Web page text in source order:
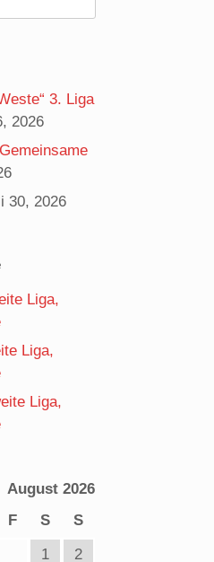
3. Liga
2026
30, 2026
Liga,
Liga,
Liga,
August 2026
F S
S
1
2